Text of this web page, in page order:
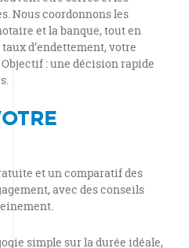
Nous coordonnons les
et la banque, tout en
d’endettement, votre
: une décision rapide
et un comparatif des
avec des conseils
simple sur la durée idéale,